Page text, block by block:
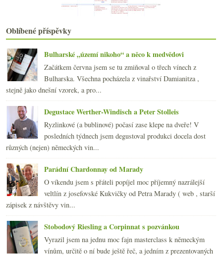
►2014(254)
►2012(254)
►2011(252)
►2010(249)
►2009(249)
►2008(270)
2007 (108)
Oblíbené příspěvky
Bulharské „území nikoho“ a něco k medvědovi
Začátkem června jsem se tu zmiňoval o třech vínech z
Bulharska. Všechna pocházela z vinařství Damianitza ,
stejně jako dnešní vzorek, a pro...
Degustace Werther-Windisch a Peter Stolleis
Ryzlinkové (a bublinové) počasí zase klepe na dveře! V
posledních týdnech jsem degustoval produkci docela dost
různých (nejen) německých vin...
Parádní Chardonnay od Marady
O víkendu jsem s přáteli popíjel moc příjemný nazrálejší
veltlín z josefovské Kukvičky od Petra Marady ( web , starší
zápisek z návštěvy vin...
Stobodový Riesling a Corpinnat s pozvánkou
Vyrazil jsem na jednu moc fajn masterclass k německým
vínům, určitě o ní bude ještě řeč, a jedním z prezentovaných